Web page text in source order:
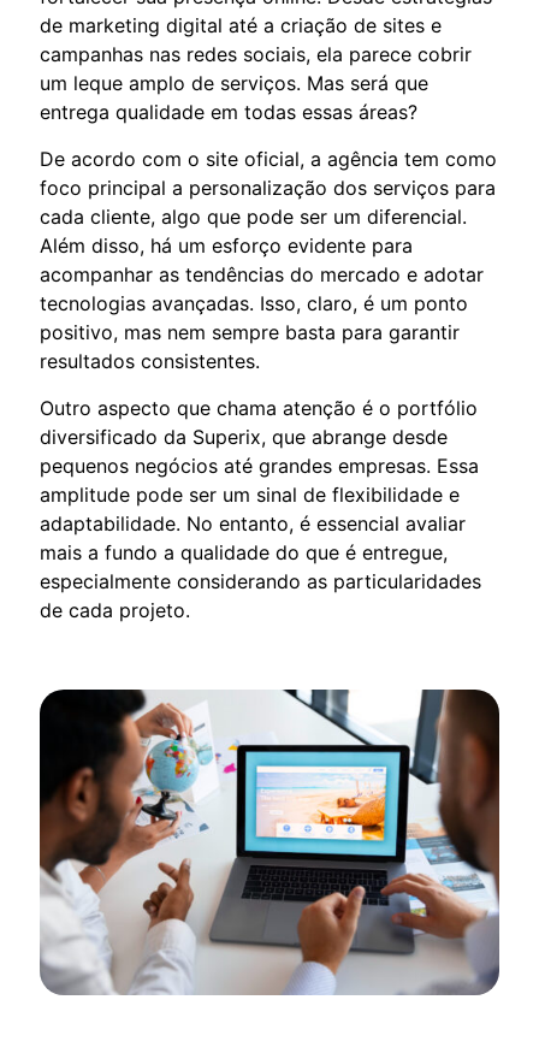
de marketing digital até a criação de sites e
campanhas nas redes sociais, ela parece cobrir
um leque amplo de serviços. Mas será que
entrega qualidade em todas essas áreas?
De acordo com o site oficial, a agência tem como
foco principal a personalização dos serviços para
cada cliente, algo que pode ser um diferencial.
Além disso, há um esforço evidente para
acompanhar as tendências do mercado e adotar
tecnologias avançadas. Isso, claro, é um ponto
positivo, mas nem sempre basta para garantir
resultados consistentes.
Outro aspecto que chama atenção é o portfólio
diversificado da Superix, que abrange desde
pequenos negócios até grandes empresas. Essa
amplitude pode ser um sinal de flexibilidade e
adaptabilidade. No entanto, é essencial avaliar
mais a fundo a qualidade do que é entregue,
especialmente considerando as particularidades
de cada projeto.